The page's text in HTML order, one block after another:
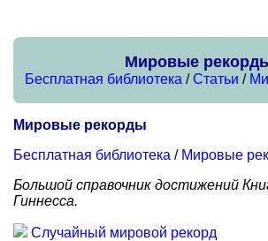
Мировые
Бесплатная библиотека /Статьи /
Мировые рекорды
Бесплатная библиотека / Мировые
Большой справочник достижений
Гиннесса.
Случайный мировой рекорд